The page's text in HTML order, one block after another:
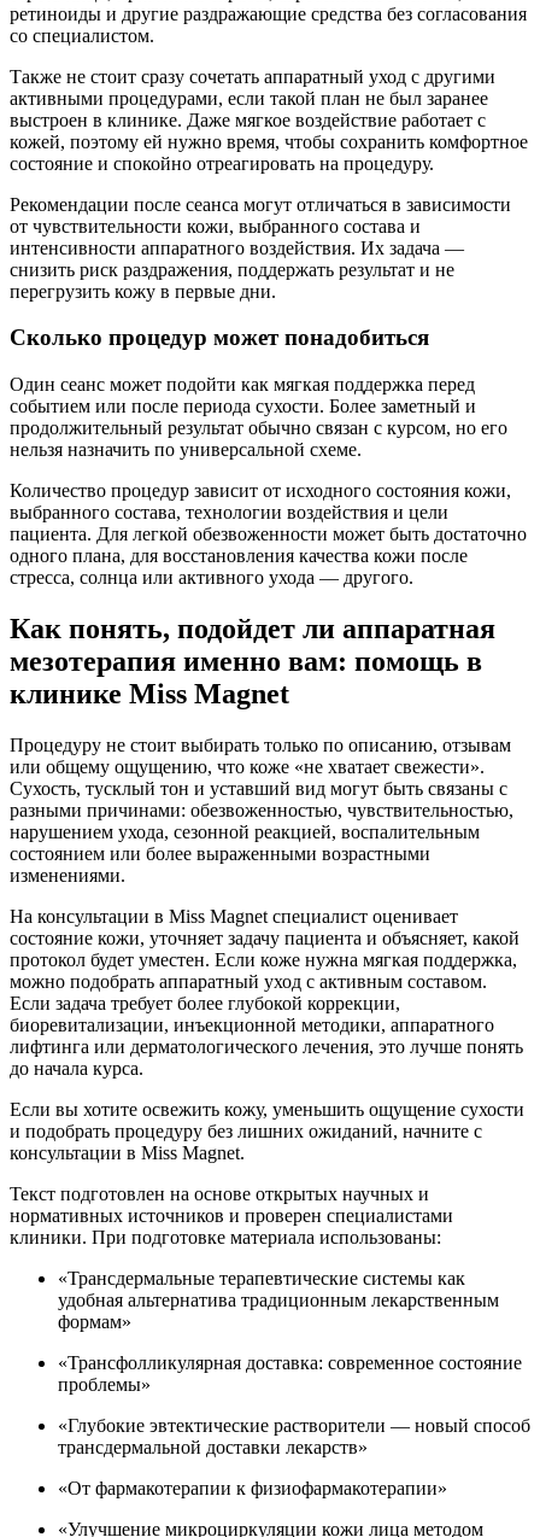
ретиноиды и другие раздражающие средства без согласования
со специалистом.
Также не стоит сразу сочетать аппаратный уход с другими
активными процедурами, если такой план не был заранее
выстроен в клинике. Даже мягкое воздействие работает с
кожей, поэтому ей нужно время, чтобы сохранить комфортное
состояние и спокойно отреагировать на процедуру.
Рекомендации после сеанса могут отличаться в зависимости
от чувствительности кожи, выбранного состава и
интенсивности аппаратного воздействия. Их задача —
снизить риск раздражения, поддержать результат и не
перегрузить кожу в первые дни.
Сколько процедур может понадобиться
Один сеанс может подойти как мягкая поддержка перед
событием или после периода сухости. Более заметный и
продолжительный результат обычно связан с курсом, но его
нельзя назначить по универсальной схеме.
Количество процедур зависит от исходного состояния кожи,
выбранного состава, технологии воздействия и цели
пациента. Для легкой обезвоженности может быть достаточно
одного плана, для восстановления качества кожи после
стресса, солнца или активного ухода — другого.
Как понять, подойдет ли аппаратная
мезотерапия именно вам: помощь в
клинике Miss Magnet
Процедуру не стоит выбирать только по описанию, отзывам
или общему ощущению, что коже «не хватает свежести».
Сухость, тусклый тон и уставший вид могут быть связаны с
разными причинами: обезвоженностью, чувствительностью,
нарушением ухода, сезонной реакцией, воспалительным
состоянием или более выраженными возрастными
изменениями.
На консультации в Miss Magnet специалист оценивает
состояние кожи, уточняет задачу пациента и объясняет, какой
протокол будет уместен. Если коже нужна мягкая поддержка,
можно подобрать аппаратный уход с активным составом.
Если задача требует более глубокой коррекции,
биоревитализации, инъекционной методики, аппаратного
лифтинга или дерматологического лечения, это лучше понять
до начала курса.
Если вы хотите освежить кожу, уменьшить ощущение сухости
и подобрать процедуру без лишних ожиданий, начните с
консультации в Miss Magnet.
Текст подготовлен на основе открытых научных и
нормативных источников и проверен специалистами
клиники. При подготовке материала использованы:
«Трансдермальные терапевтические системы как
удобная альтернатива традиционным лекарственным
формам»
«Трансфолликулярная доставка: современное состояние
проблемы»
«Глубокие эвтектические растворители — новый способ
трансдермальной доставки лекарств»
«От фармакотерапии к физиофармакотерапии»
«Улучшение микроциркуляции кожи лица методом